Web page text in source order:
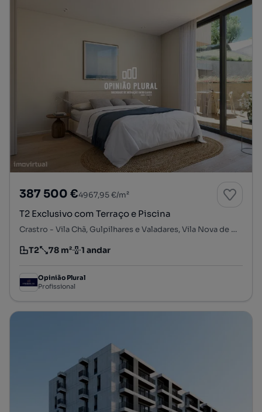
387 500 €4967,95 €/m²
T2 Exclusivo com Terraço e Piscina
Crastro - Vila Chã, Gulpilhares e Valadares, Vila Nova de Gaia, Porto
Tipologia
T2
Preço por metro quadrado
78 m²
Andar 1 andar
Opinião Plural
Profissional